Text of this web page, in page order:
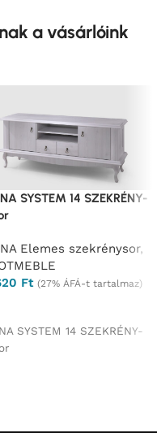
a vásárlóink
SYSTEM 14 SZEKRÉNY-
Elemes szekrénysor,
Ft (27% ÁFÁ-t tartalmaz)
SYSTEM 14 SZEKRÉNY-